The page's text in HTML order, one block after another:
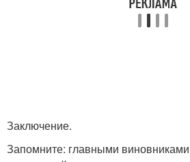
Заключение.
Запомните: главными